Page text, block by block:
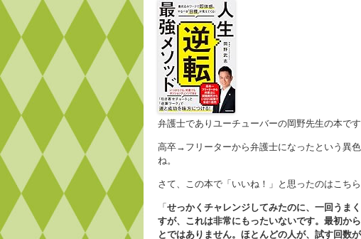
弁護士でありユーチューバーの岡野先生の本です
高卒→フリーターから弁護士になったという異
ね。
さて、この本で「いいね！」と思ったのはこちら
「せっかくチャレンジしてみたのに、一回うま
すが、これは非常にもったいないです。最初か
とではありません。ほとんどの人が、試す回数